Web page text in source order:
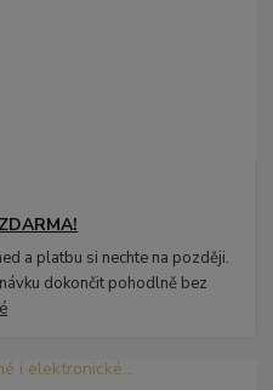
a platbu si nechte na později.
dokončit pohodlně bez